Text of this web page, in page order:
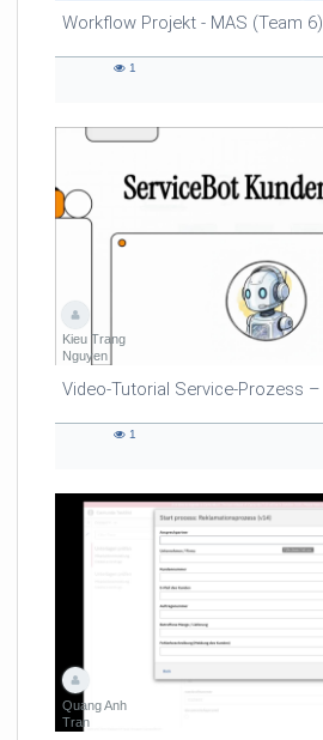
Workflow Projekt - MAS (Team 6)
07:39 duration
1
Kieu Trang
Nguyen
04:56 duration
1
Quang Anh
Tran